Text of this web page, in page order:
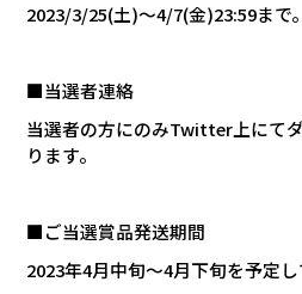
2023/3/25(土)～4/7(金)23:59まで。
■当選者連絡
当選者の方にのみTwitter上にて
ります。
■ご当選賞品発送期間
2023年4月中旬～4月下旬を予定し